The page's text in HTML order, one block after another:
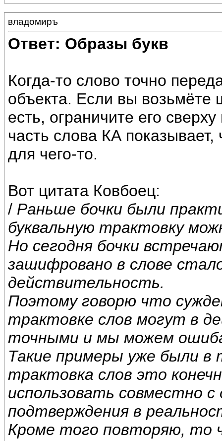
владомиръ
Ответ: Образы букв
Когда-то слово точно
объекта. Если вы возьмёте
есть, ограничите его
часть слова КА
для чего-то.
Вот цитата Ковбоец:
/ Раньше бочки были
буквальную трактовку
Но сегодня бочки
зашифровано в слове
действительность.
Поэтому говорю что
трактовке слов могут в
точными и мы можем
Такие примеры уже были в
трактовка слов это
использовать совместно
подтверждения в
Кроме того повторяю, то